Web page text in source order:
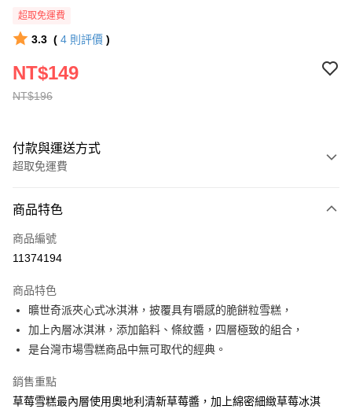
超取免運費
3.3 ( 4 則評價 )
NT$196
NT$149
付款與運送方式
超取免運費
全家線上支付
超商取貨付款
運送方式
冷凍-全家取貨付款
免運費
免運費
商品特色
商品編號
11374194
商品特色
曠世奇派夾心式冰淇淋，披覆具有嚼感的脆餅粒雪糕，
加上內層冰淇淋，添加餡料、條紋醬，四層極致的組合，
是台灣市場雪糕商品中無可取代的經典。
銷售重點
草莓雪糕最內層使用奧地利清新草莓醬，加上綿密細緻草莓冰淇